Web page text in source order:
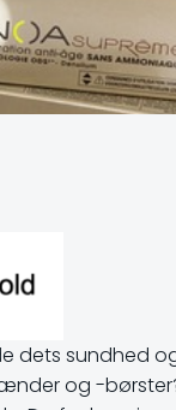
dets sundhed
og -